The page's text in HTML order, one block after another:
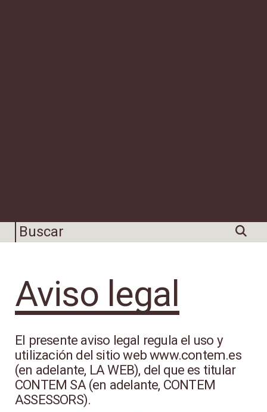
Aviso legal
El presente aviso legal regula el uso y
utilización del sitio web www.contem.es
(en adelante, LA WEB), del que es titular
CONTEM SA (en adelante, CONTEM
ASSESSORS).